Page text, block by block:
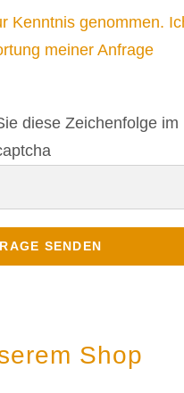
Kenntnis genommen.
meiner Anfrage
diese Zeichenfolge im
Shop